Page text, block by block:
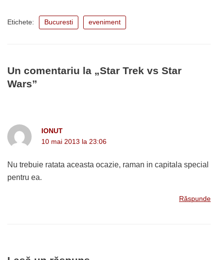
Etichete: Bucuresti eveniment
Un comentariu la „Star Trek vs Star
Wars”
IONUT
10 mai 2013 la 23:06
Nu trebuie ratata aceasta ocazie, raman in capitala special
pentru ea.
Răspunde